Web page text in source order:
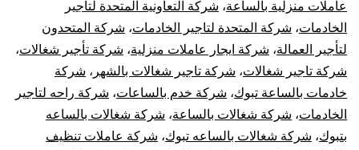
عاملات منزلية بالساعة، شركة التعاونية المتحدة لتأجير
الخادمات، شركة المتحدة لتاجير الخادمات، شركة المتحدون
لتأجير العمالة، شركة ايجار عاملات منزلية، شركة تأجير شغالات،
شركة تاجير شغالات، شركة تاجير شغالات بالشهر ، شركة
خادمات بالساعة تبوك، شركة خدم بالساعات، شركة راحه لتاجير
الخادمات، شركة شغالات بالساعة، شركة شغالات بالساعه
بتبوك، شركة شغالات بالساعه تبوك، شركة عاملات تنظيف